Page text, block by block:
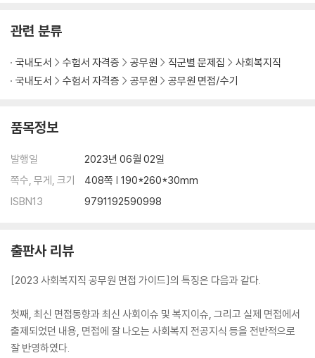
관련 분류
국내도서 수험서 자격증 공무원 직군별 문제집
사회복지직
국내도서
수험서 자격증 공무원 공무원 면접/수기
품목정보
발행일
2023년 06월 02일
쪽수, 무게, 크기
408쪽 | 190*260*30mm
ISBN13
9791192590998
출판사 리뷰
[2023 사회복지직 공무원 면접 가이드]의 특징은 다음과 같다.
첫째, 최신 면접동향과 최신 사회이슈 및 복지이슈, 그리고 실제 면접에서
출제되었던 내용, 면접에 잘 나오는 사회복지 전공지식 등을 전반적으로
잘 반영하였다.